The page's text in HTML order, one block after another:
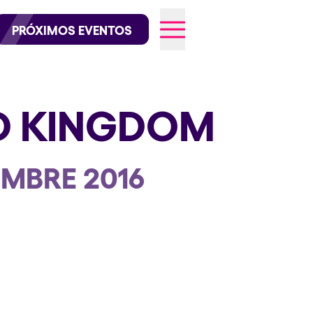
en Instagram
en TikTok
PRÓXIMOS EVENTOS
KINGDOM
2016